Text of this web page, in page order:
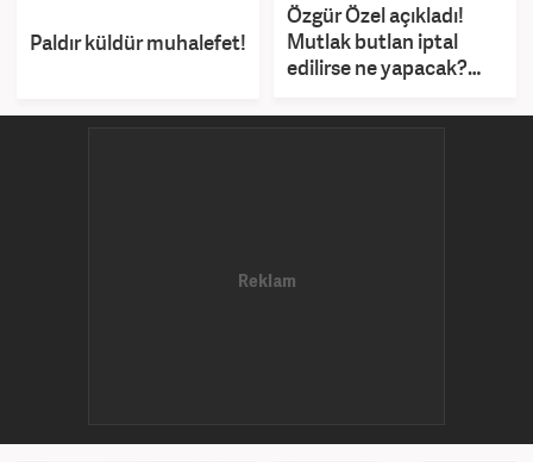
Paldır küldür muhalefet!
Özgür Özel açıkladı!
Mutlak butlan iptal
edilirse ne yapacak?
cevap